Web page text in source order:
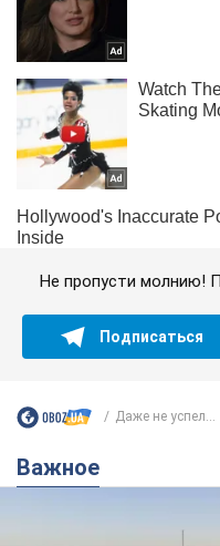
Не пропусти молнию!
Подписаться
Даже не успел...
Важное